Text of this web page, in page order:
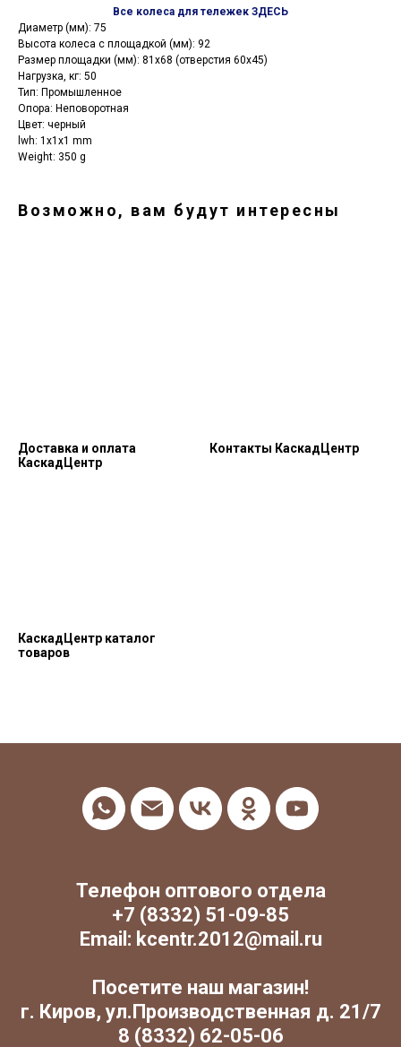
Все колеса для тележек ЗДЕСЬ
Диаметр (мм): 75
Высота колеса с площадкой (мм): 92
Размер площадки (мм): 81х68 (отверстия 60х45)
Нагрузка, кг: 50
Тип: Промышленное
Опора: Неповоротная
Цвет: черный
lwh: 1x1x1 mm
Weight: 350 g
Возможно, вам будут интересны
Доставка и оплата
КаскадЦентр
Контакты КаскадЦентр
КаскадЦентр каталог
товаров
Телефон оптового отдела
+7 (8332) 51-09-85
Email: kcentr.2012@mail.ru
Посетите наш магазин!
г. Киров, ул.Производственная д. 21/7
8 (8332) 62-05-06